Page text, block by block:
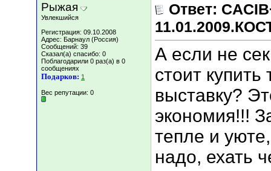
Рыжая
Увлекшийся
Регистрация: 09.10.2008
Адрес: Барнаул (Россия)
Сообщений: 39
Сказал(а) спасибо: 0
Поблагодарили 0 раз(а) в 0
сообщениях
Подарков: 1
Вес репутации: 0
Ответ:
А если не
стоит
выставку?
экономия!!!
тепле и
надо, ехать